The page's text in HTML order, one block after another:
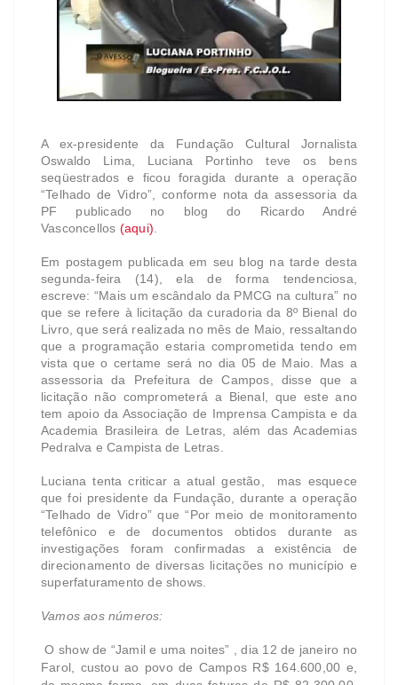
A ex-presidente da Fundação Cultural Jornalista
Oswaldo Lima, Luciana Portinho teve os bens
seqüestrados e ficou foragida durante a operação
“Telhado de Vidro”, conforme nota da assessoria da
PF publicado no blog do Ricardo André
Vasconcellos (aqui)
Em postagem publicada em seu blog na tarde desta
segunda-feira (14), ela de forma tendenciosa,
escreve: “Mais um escândalo da PMCG na cultura” no
que se refere à licitação da curadoria da 8º Bienal do
Livro, que será realizada no mês de Maio, ressaltando
que a programação estaria comprometida tendo em
vista que o certame será no dia 05 de Maio. Mas a
assessoria da Prefeitura de Campos, disse que a
licitação não comprometerá a Bienal, que este ano
tem apoio da Associação de Imprensa Campista e da
Academia Brasileira de Letras, além das Academias
Pedralva e Campista de Letras.
Luciana tenta criticar a atual gestão, mas esquece
que foi presidente da Fundação, durante a operação
“Telhado de Vidro” que “Por meio de monitoramento
telefônico e de documentos obtidos durante as
investigações foram confirmadas a existência de
direcionamento de diversas licitações no município e
superfaturamento de shows.
Vamos aos números:
O show de “Jamil e uma noites” , dia 12 de janeiro no
Farol, custou ao povo de Campos R$ 164.600,00 e,